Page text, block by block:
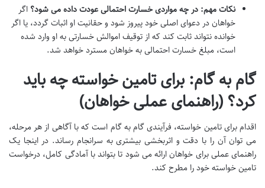
نکات مهم: در چه مواردی خسارت احتمالی عودت داده می شود؟ اگر
خواهان در دعوای اصلی خود پیروز شود و حقانیت او اثبات گردد، یا اگر
خوانده نتواند ثابت کند که از توقیف اموالش خسارتی به او وارد شده
است، مبلغ خسارت احتمالی به خواهان مسترد خواهد شد.
گام به گام: برای تامین خواسته چه باید
کرد؟ (راهنمای عملی خواهان)
اقدام برای تامین خواسته، فرآیندی گام به گام است که با آگاهی از هر مرحله،
می توان آن را با دقت و اثربخشی بیشتری به سرانجام رساند. در اینجا یک
راهنمای عملی برای خواهان ارائه می شود تا بتواند با آمادگی کامل، درخواست
تامین خواسته خود را مطرح کند.